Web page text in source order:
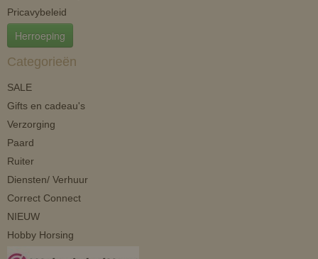
Pricavybeleid
Herroeping
Categorieën
SALE
Gifts en cadeau's
Verzorging
Paard
Ruiter
Diensten/ Verhuur
Correct Connect
NIEUW
Hobby Horsing